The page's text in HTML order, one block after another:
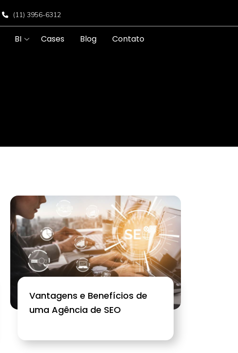
(11) 3956-6312
BI Cases Blog Contato
Vantagens e Benefícios de
uma Agência de SEO